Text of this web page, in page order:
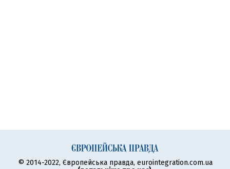
© 2014-2022, Європейська правда, eurointegration.com.ua